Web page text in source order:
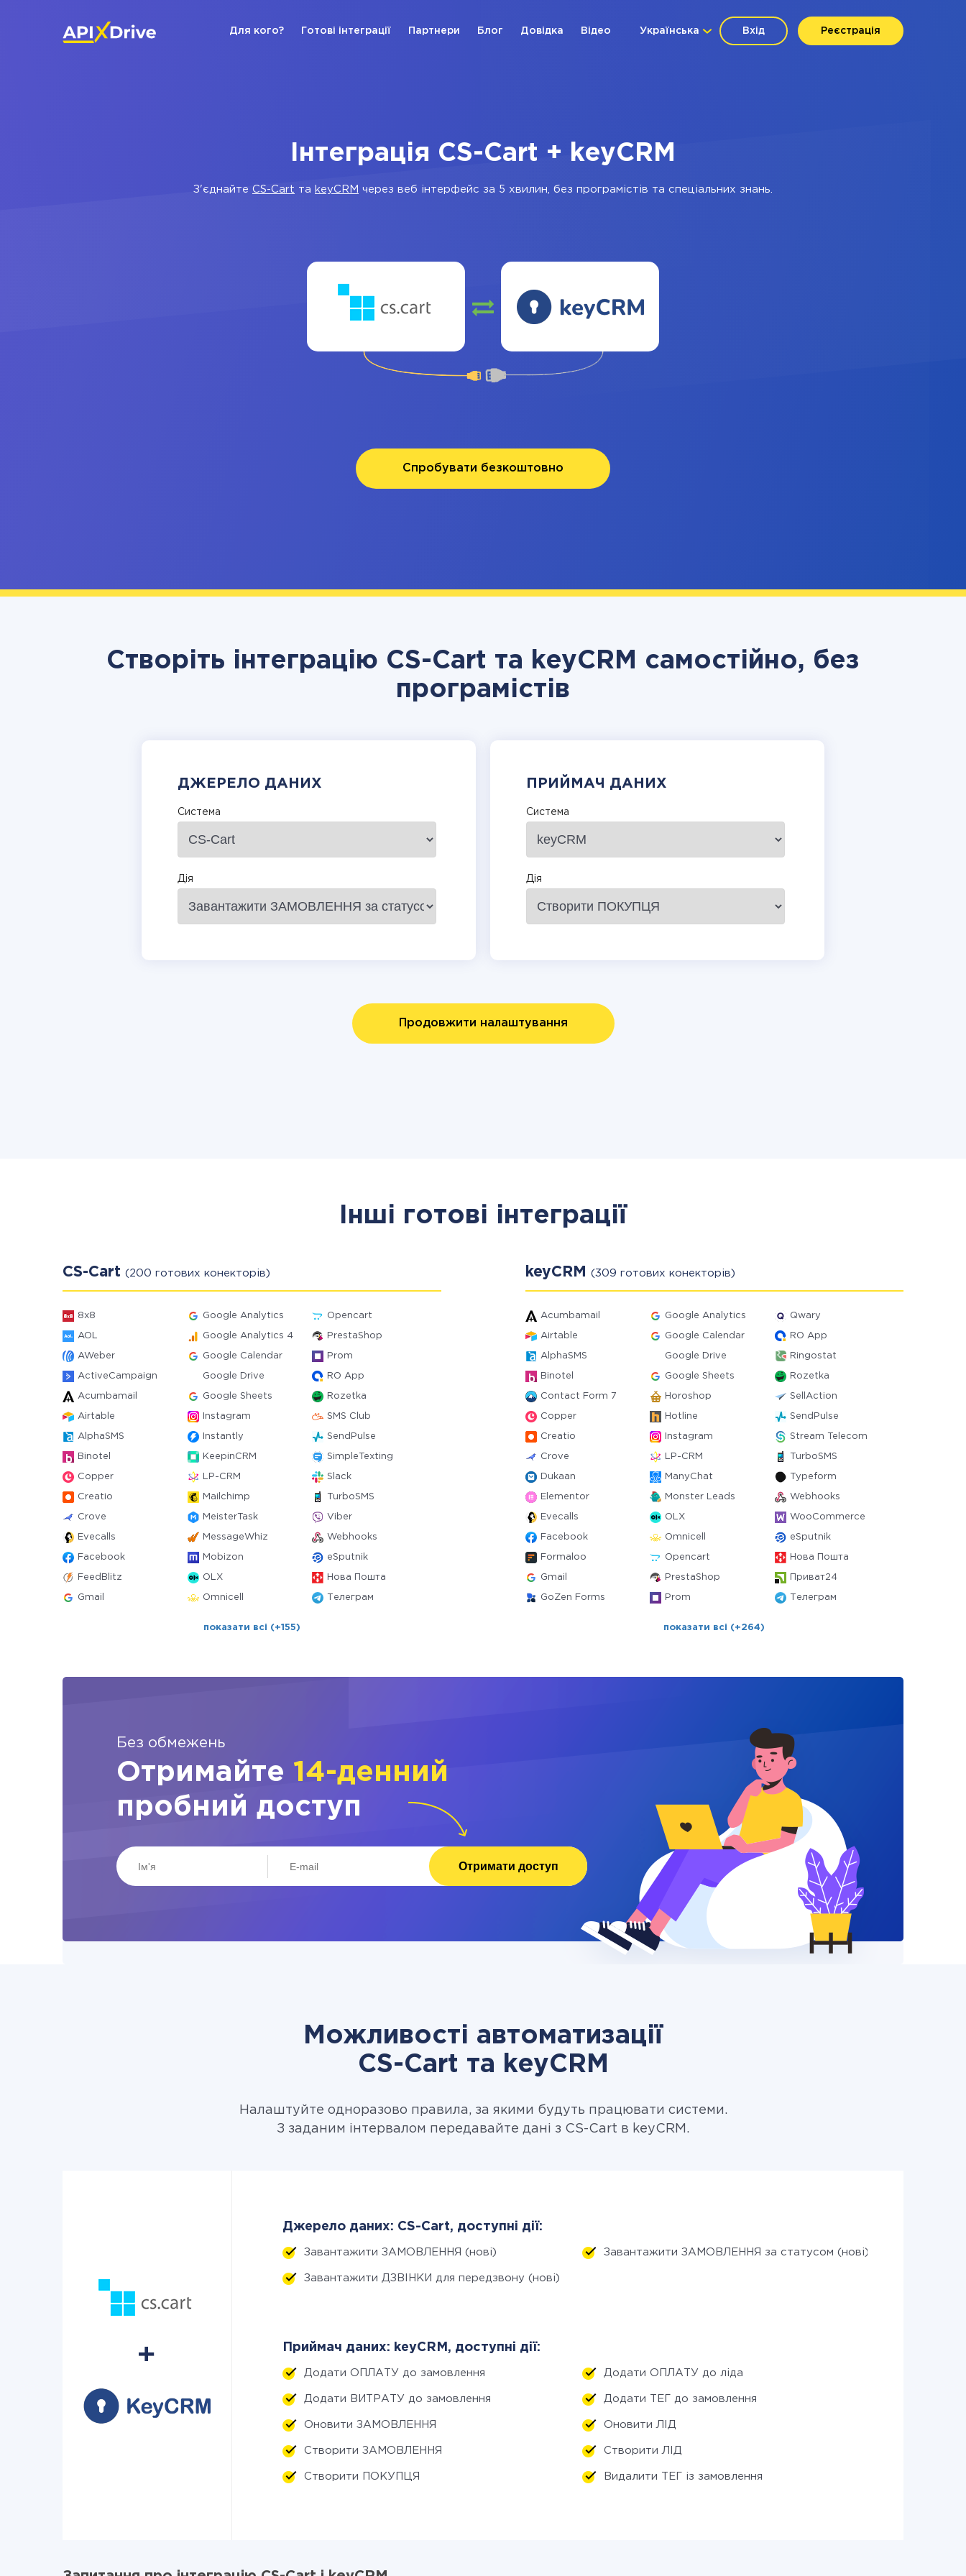
Вхід Реєстрація
Українська
Для кого? Готові інтеграції Партнери Блог Довідка Відео
Інтеграція CS-Cart + keyCRM
З'єднайте CS-Cart та keyCRM через веб інтерфейс за 5 хвилин, без програмістів та спеціальних знань.
Спробувати безкоштовно
Створіть інтеграцію CS-Cart та keyCRM самостійно, без
програмістів
ДЖЕРЕЛО ДАНИХ
Система
Дія
ПРИЙМАЧ ДАНИХ
Система
Дія
Продовжити налаштування
Інші готові інтеграції
CS-Cart (200 готових конекторів)
8x8 Google Analytics Opencart
AOL Google Analytics 4 PrestaShop
AWeber Google Calendar Prom
ActiveCampaign Google Drive RO App
Acumbamail Google Sheets Rozetka
Airtable Instagram SMS Club
AlphaSMS Instantly SendPulse
Binotel KeepinCRM SimpleTexting
Copper LP-CRM Slack
Creatio Mailchimp TurboSMS
Crove MeisterTask Viber
Evecalls MessageWhiz Webhooks
Facebook Mobizon eSputnik
FeedBlitz OLX Нова Пошта
Gmail Omnicell Телеграм
показати всі (+155)
keyCRM (309 готових конекторів)
Acumbamail Google Analytics Qwary
Airtable Google Calendar RO App
AlphaSMS Google Drive Ringostat
Binotel Google Sheets Rozetka
Contact Form 7 Horoshop SellAction
Copper Hotline SendPulse
Creatio Instagram Stream Telecom
Crove LP-CRM TurboSMS
Dukaan ManyChat Typeform
Elementor Monster Leads Webhooks
Evecalls OLX WooCommerce
Facebook Omnicell eSputnik
Formaloo Opencart Нова Пошта
Gmail PrestaShop Приват24
GoZen Forms Prom Телеграм
показати всі (+264)
Без обмежень
Отримайте 14-денний
пробний доступ
Отримати доступ
Можливості автоматизації
CS-Cart та keyCRM
Налаштуйте одноразово правила, за якими будуть працювати системи.
З заданим інтервалом передавайте дані з CS-Cart в keyCRM.
Джерело даних: CS-Cart, доступні дії:
Завантажити ЗАМОВЛЕННЯ (нові) Завантажити ЗАМОВЛЕННЯ за статусом (нові)
Завантажити ДЗВІНКИ для передзвону (нові)
Приймач даних: keyCRM, доступні дії:
Додати ОПЛАТУ до замовлення Додати ОПЛАТУ до ліда
Додати ВИТРАТУ до замовлення Додати ТЕГ до замовлення
Оновити ЗАМОВЛЕННЯ Оновити ЛІД
Створити ЗАМОВЛЕННЯ Створити ЛІД
Створити ПОКУПЦЯ Видалити ТЕГ із замовлення